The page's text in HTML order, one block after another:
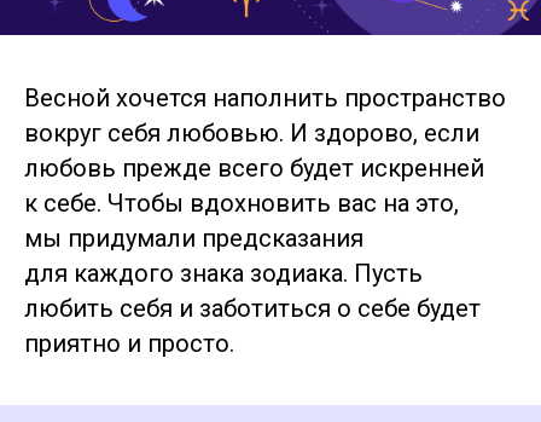
Весной хочется наполнить пространство
вокруг себя любовью. И здорово, если
любовь прежде всего будет искренней
к себе. Чтобы вдохновить вас на это,
мы придумали предсказания
для каждого знака зодиака. Пусть
любить себя и заботиться о себе будет
приятно и просто.